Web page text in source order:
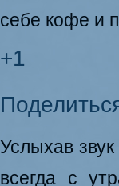
себе кофе и
+1
Услыхав
всегда с